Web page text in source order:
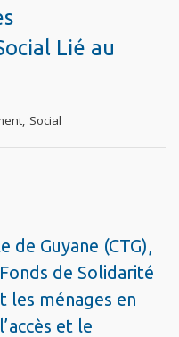
Lié au
, Social
de Guyane (CTG),
de Solidarité
les ménages en
et le